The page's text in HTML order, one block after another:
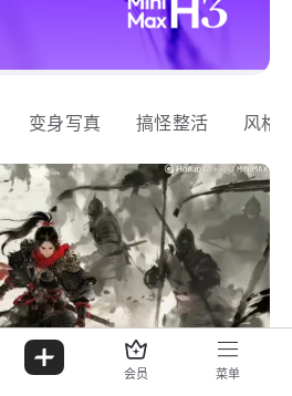
变身写真 搞怪整活 风格
会员 菜单